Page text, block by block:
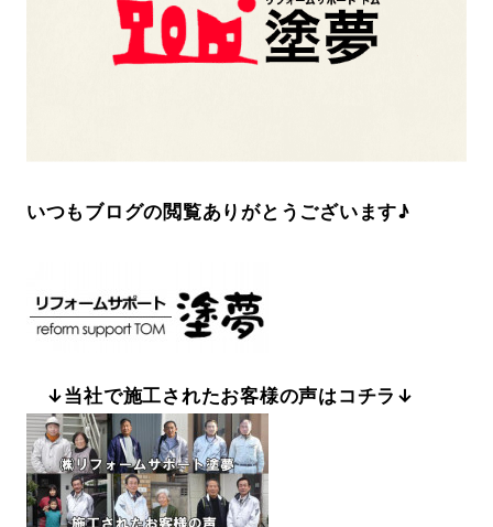
いつもブログの閲覧ありがとうございます♪
↓当社で施工されたお客様の声はコチラ↓